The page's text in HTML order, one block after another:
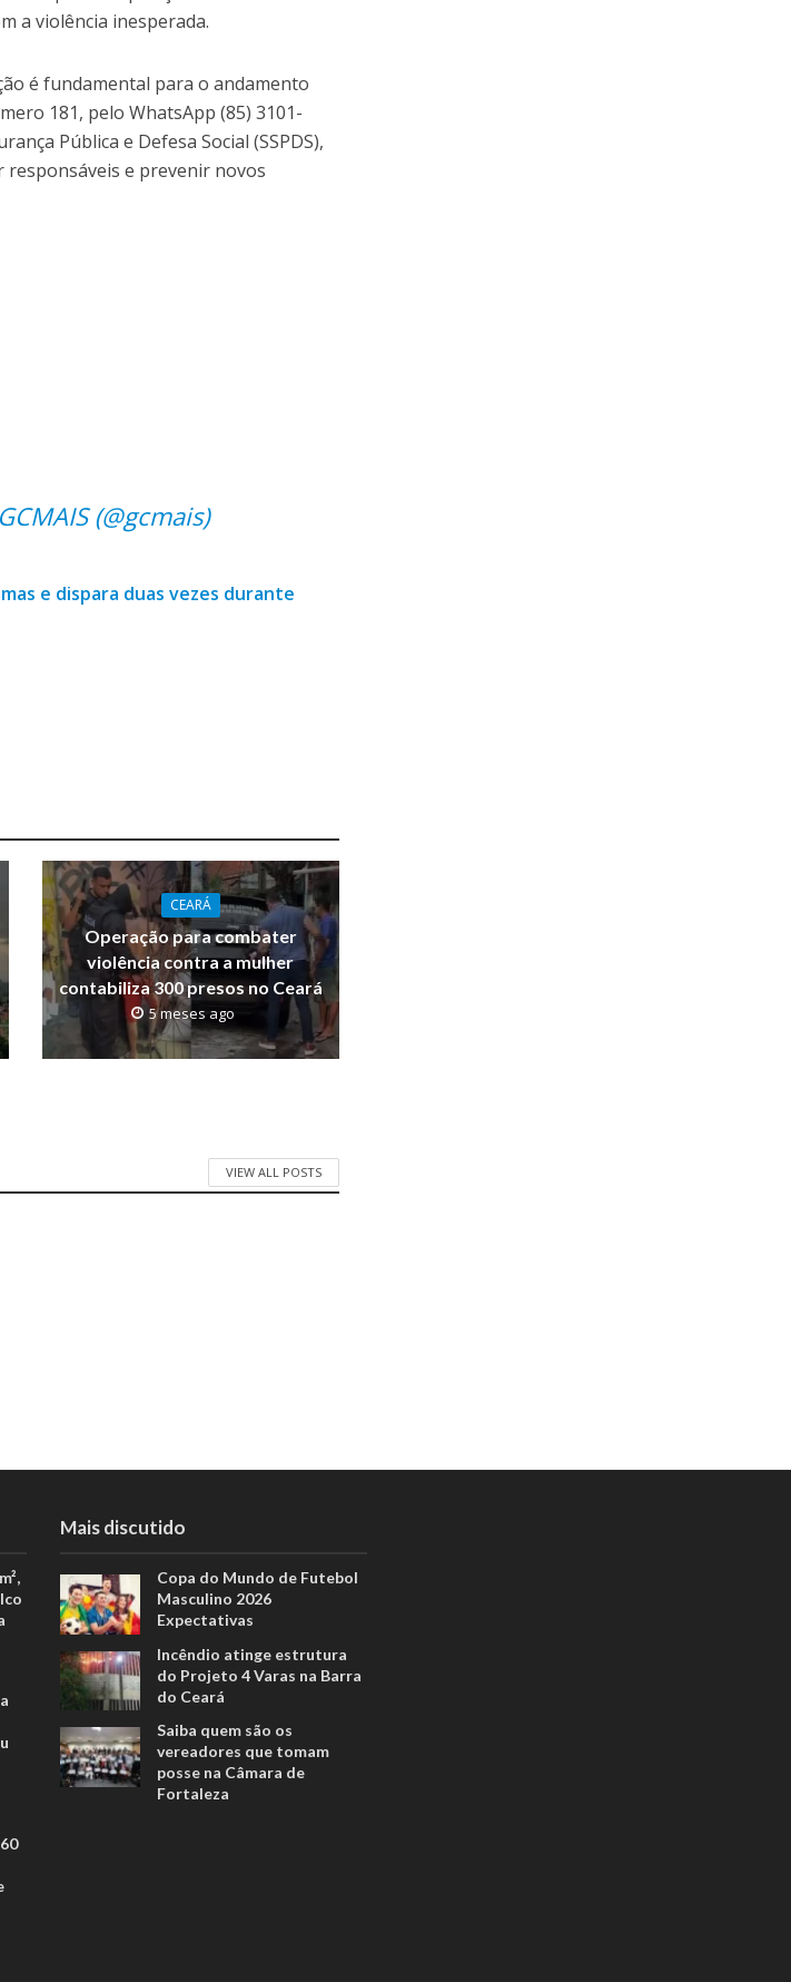
a violência inesperada.
é fundamental para o andamento
181, pelo WhatsApp (85) 3101-
Pública e Defesa Social (SSPDS),
e prevenir novos
(@gcmais)
e dispara duas vezes durante
CEARÁ
Operação para combater
violência contra a mulher
contabiliza 300 presos no Ceará
5 meses ago
VIEW ALL POSTS
Mais discutido
Copa do Mundo de Futebol
Masculino 2026
Expectativas
Incêndio atinge estrutura
do Projeto 4 Varas na Barra
do Ceará
Saiba quem são os
vereadores que tomam
posse na Câmara de
Fortaleza